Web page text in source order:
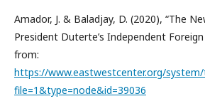
Amador, J. & Baladjay, D. (2020), “The
President Duterte’s Independent
from:
https://www.eastwestcenter.org/
file=1&type=node&id=39036